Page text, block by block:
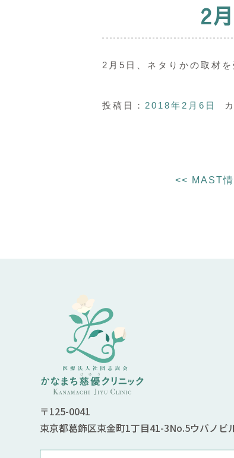
2
2月5日、ネタりかの取材を
投稿日： 2018年2月6日 カ
<< MAST
〒125-0041
東京都葛飾区東金町1丁目41-3No.5ウバノビ